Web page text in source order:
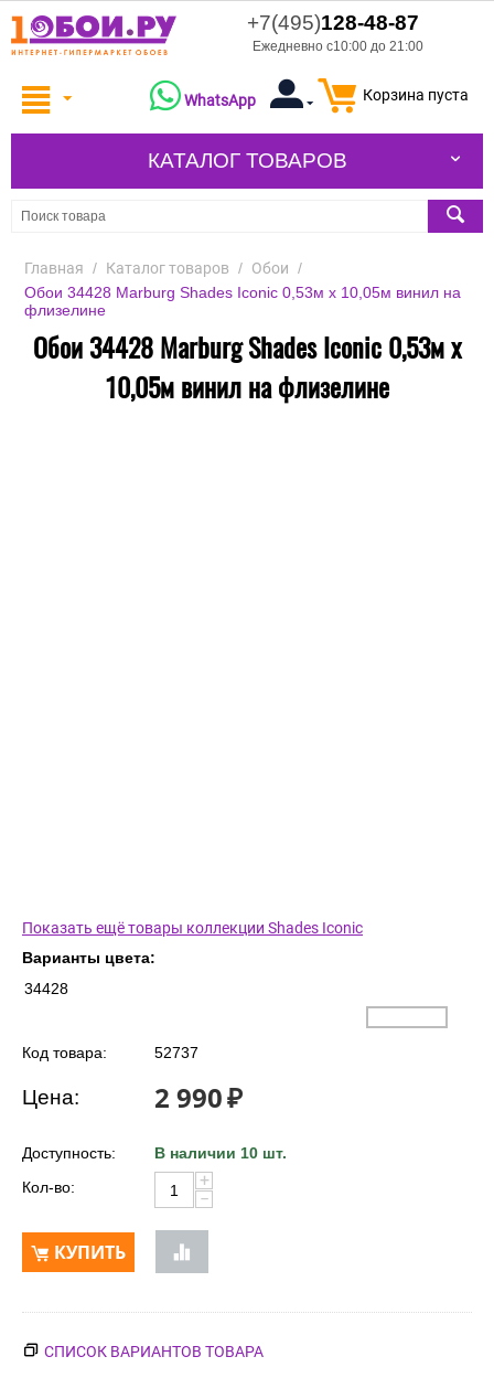
+7(495)128-48-87
Ежедневно с10:00 до 21:00
Корзина пуста
WhatsApp
КАТАЛОГ ТОВАРОВ
Главная / Каталог товаров / Обои /
Обои 34428 Marburg Shades Iconic 0,53м x 10,05м винил на
флизелине
Обои 34428 Marburg Shades Iconic 0,53м x
10,05м винил на флизелине
Показать ещё товары коллекции Shades Iconic
Варианты цвета:
34428
Код товара: 52737
Цена: 2 990₽
Доступность:
В наличии 10 шт.
Кол-во:
+
−
КУПИТЬ
СПИСОК ВАРИАНТОВ ТОВАРА